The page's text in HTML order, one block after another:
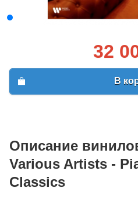
32
В
Описание
Various Artists -
Classics